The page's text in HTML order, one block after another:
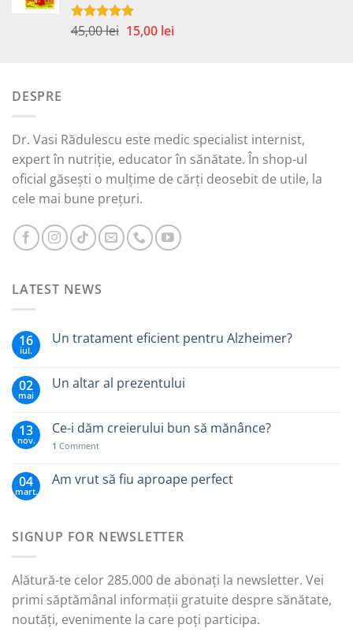
45,00 lei.
Evaluat la
45,00lei Prețul
15,00 leiPrețul
DESPRE
Dr. Vasi Rădulescu este medic specialist internist,
expert în nutriție, educator în sănătate. În shop-ul
oficial găsești o mulțime de cărți deosebit de utile, la
cele mai bune prețuri.
LATEST NEWS
16
iul.
Un tratament eficient pentru Alzheimer?
02
mai
Un altar al prezentului
13
nov.
Ce-i dăm creierului bun să mănânce?
1 Comment
04
mart.
Am vrut să fiu aproape perfect
SIGNUP FOR NEWSLETTER
Alătură-te celor 285.000 de abonați la newsletter. Vei
primi săptămânal informații gratuite despre sănătate,
noutăți, evenimente la care poți participa.